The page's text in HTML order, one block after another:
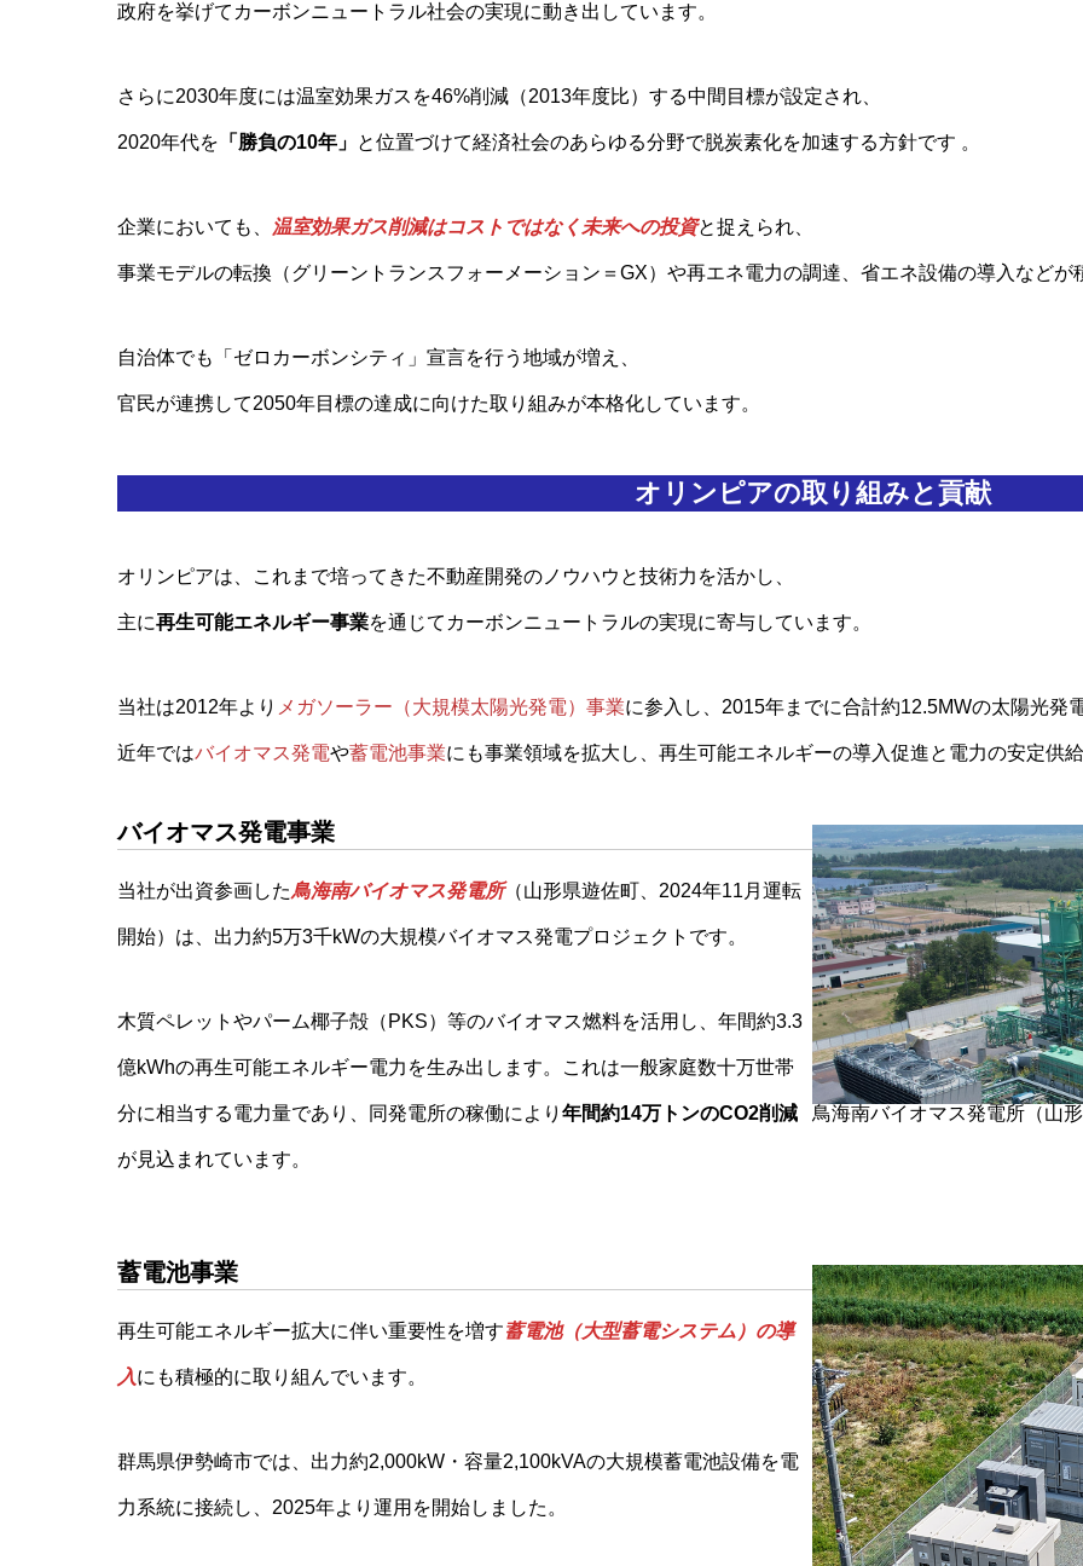
政府を挙げてカーボンニュートラル社会の実現に動き出しています。
さらに2030年度には温室効果ガスを46%削減（2013年度比）する中間目標が設定され、
2020年代を 「勝負の10年」 と位置づけて経済社会のあらゆる分野で脱炭素化を加速する方針です 。
企業においても、 温室効果ガス削減はコストではなく未来への投資と捉えられ、
事業モデルの転換（グリーントランスフォーメーション＝GX）や再エネ電力の調達、省エネ設備の導入などが
自治体でも「ゼロカーボンシティ」宣言を行う地域が増え、
官民が連携して2050年目標の達成に向けた取り組みが本格化しています。
オリンピアの取り組みと貢献
オリンピアは、これまで培ってきた不動産開発のノウハウと技術力を活かし、
主に再生可能エネルギー事業を通じてカーボンニュートラルの実現に寄与しています。
当社は2012年より メガソーラー（大規模太陽光発電）事業に参入し、2015年までに合計約12.5MWの太陽光発
近年ではバイオマス発電や蓄電池事業にも事業領域を拡大し、再生可能エネルギーの導入促進と電力の安定供
バイオマス発電事業
当社が出資参画した鳥海南バイオマス発電所（山形県遊佐町、2024年11月運転
開始）は、出力約5万3千kWの大規模バイオマス発電プロジェクトです。
木質ペレットやパーム椰子殻（PKS）等のバイオマス燃料を活用し、年間約3.3
億kWhの再生可能エネルギー電力を生み出します。これは一般家庭数十万世帯
分に相当する電力量であり、同発電所の稼働により 年間約14万トンのCO2削減
が見込まれています。
鳥海南バイオマス発電所（山
蓄電池事業
再生可能エネルギー拡大に伴い重要性を増す蓄電池（大型蓄電システム）の導
入にも積極的に取り組んでいます。
群馬県伊勢崎市では、出力約2,000kW・容量2,100kVAの大規模蓄電池設備を電
力系統に接続し、2025年より運用を開始しました。